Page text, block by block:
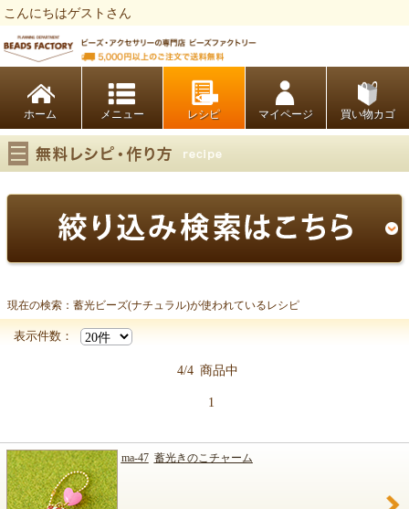
こんにちはゲストさん
ホーム レシピ マイページ 買い物カゴ
蓄光ビーズ(ナチュラル)
現在の検索：蓄光ビーズ(ナチュラル)が使われているレシピ
表示件数：
4/4 商品中
1
ma-47 蓄光きのこチャーム